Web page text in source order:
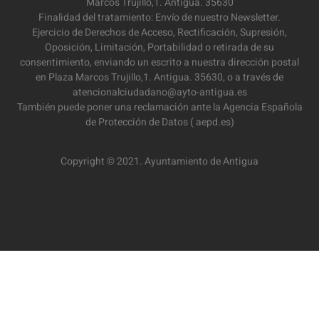
Finalidad del tratamiento: Envío de nuestro Newsletter.
Ejercicio de Derechos de Acceso, Rectificación, Supresión,
Oposición, Limitación, Portabilidad o retirada de su
consentimiento, enviando un escrito a nuestra dirección postal
en Plaza Marcos Trujillo,1. Antigua. 35630, o a través de
atencionalciudadano@ayto-antigua.es
También puede poner una reclamación ante la Agencia Española
de Protección de Datos ( aepd.es)
Copyright © 2021. Ayuntamiento de Antigua